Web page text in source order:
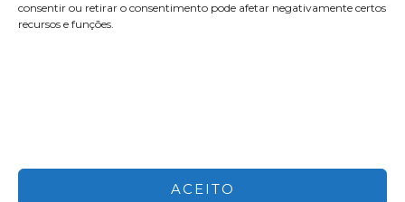
consentir ou retirar o consentimento pode afetar negativamente certos
recursos e funções.
ACEITO